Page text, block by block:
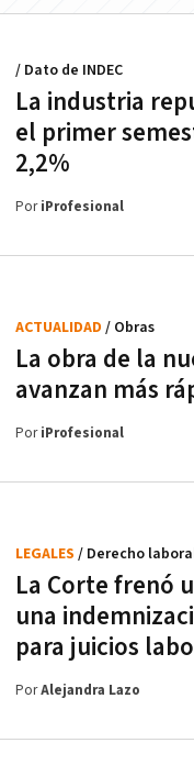
La industria
el primer
2,2%
/ Dato de INDEC
PoriProfesional
La obra de la
avanzan más
ACTUALIDAD / Obras
PoriProfesional
La Corte frenó
una
para juicios
LEGALES / Derecho
PorAlejandra Lazo